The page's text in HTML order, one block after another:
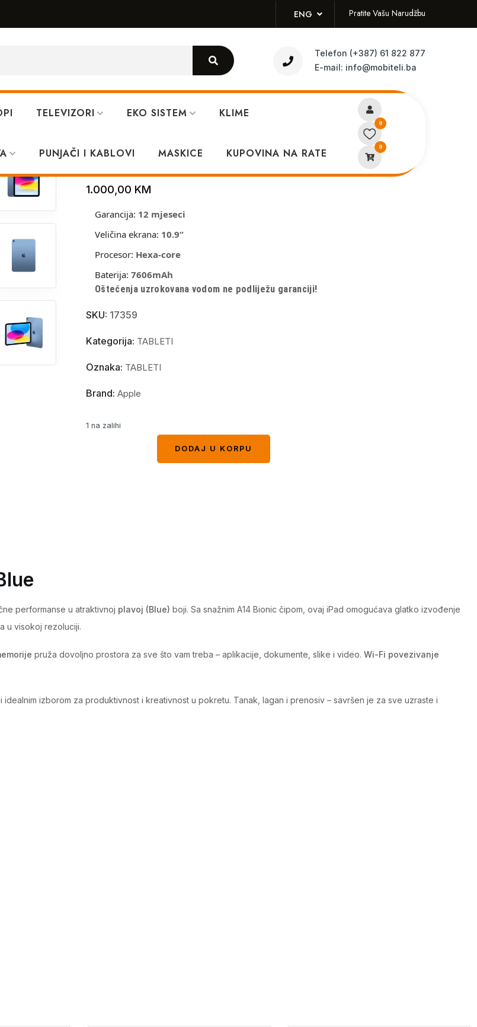
ENG Pratite Vašu Narudžbu
Telefon (+387) 61 822 877
E-mail: info@mobiteli.ba
TELEVIZORI EKO SISTEM KLIME
PUNJAČI I KABLOVI MASKICE KUPOVINA NA RATE
0
0
Apple iPad (2022)10.9 64GB Wifi Blue
1.000,00 KM
Garancija: 12 mjeseci
Veličina ekrana: 10.9“
Procesor: Hexa-core
Baterija: 7606mAh
Oštećenja uzrokovana vodom ne podliježu garanciji!
SKU: 17359
Kategorija: TABLETI
Oznaka: TABLETI
Brand: Apple
1 na zalihi
DODAJ U KORPU
performanse u atraktivnoj plavoj (Blue) boji. Sa snažnim A14 Bionic čipom, ovaj iPad omogućava glatko izvođenje
u visokoj rezoluciji.
pruža dovoljno prostora za sve što vam treba – aplikacije, dokumente, slike i video. Wi-Fi povezivanje
izborom za produktivnost i kreativnost u pokretu. Tanak, lagan i prenosiv – savršen je za sve uzraste i